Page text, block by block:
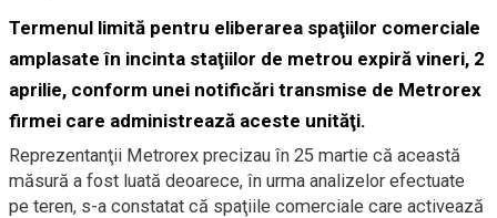
Termenul limită pentru eliberarea spaţiilor comerciale
amplasate în incinta staţiilor de metrou expiră vineri, 2
aprilie, conform unei notificări transmise de Metrorex
firmei care administrează aceste unităţi.
Reprezentanţii Metrorex precizau în 25 martie că această
măsură a fost luată deoarece, în urma analizelor efectuate
pe teren, s-a constatat că spaţiile comerciale care activează